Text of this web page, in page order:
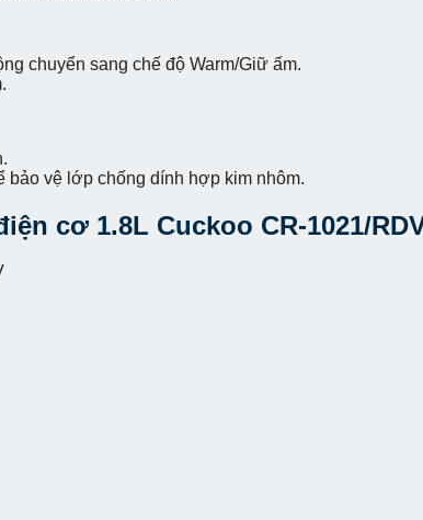
chuyển sang chế độ Warm/Giữ ấm.
bảo vệ lớp chống dính hợp kim nhôm.
cơ 1.8L Cuckoo CR-1021/